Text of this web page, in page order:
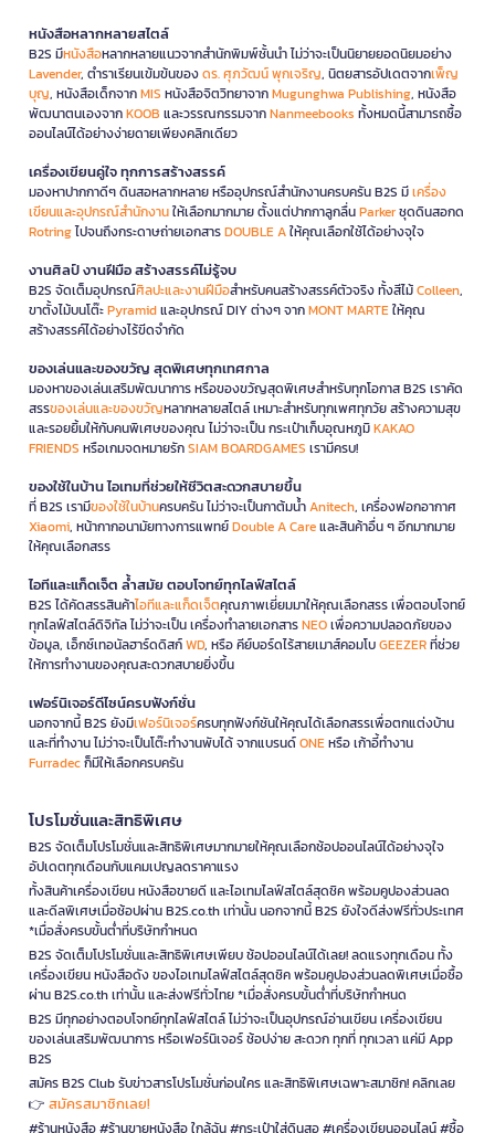
หนังสือหลากหลายสไตล์
B2S มีหนังสือหลากหลายแนวจากสำนักพิมพ์ชั้นนำ ไม่ว่าจะเป็นนิยายยอดนิยมอย่าง
Lavender, ตำราเรียนเข้มข้นของดร. ศุภวัฒน์ พุกเจริญ, นิตยสารอัปเดตจากเพ็ญ
บุญ, หนังสือเด็กจากMIS หนังสือจิตวิทยาจากMugunghwa Publishing, หนังสือ
พัฒนาตนเองจากKOOB และวรรณกรรมจากNanmeebooks ทั้งหมดนี้สามารถซื้อ
ออนไลน์ได้อย่างง่ายดายเพียงคลิกเดียว
เครื่องเขียนคู่ใจ ทุกการสร้างสรรค์
มองหาปากกาดีๆ ดินสอหลากหลาย หรืออุปกรณ์สำนักงานครบครัน B2S มีเครื่อง
เขียนและอุปกรณ์สำนักงานให้เลือกมากมาย ตั้งแต่ปากกาลูกลื่นParkerชุดดินสอกด
Rotringไปจนถึงกระดาษถ่ายเอกสารDOUBLE Aให้คุณเลือกใช้ได้อย่างจุใจ
งานศิลป์ งานฝีมือ สร้างสรรค์ไม่รู้จบ
B2S จัดเต็มอุปกรณ์ศิลปะและงานฝีมือสำหรับคนสร้างสรรค์ตัวจริง ทั้งสีไม้Colleen,
ขาตั้งไม้บนโต๊ะPyramidและอุปกรณ์ DIY ต่างๆ จากMONT MARTEให้คุณ
สร้างสรรค์ได้อย่างไร้ขีดจำกัด
ของเล่นและของขวัญ สุดพิเศษทุกเทศกาล
มองหาของเล่นเสริมพัฒนาการ หรือของขวัญสุดพิเศษสำหรับทุกโอกาส B2S เราคัด
สรรของเล่นและของขวัญหลากหลายสไตล์ เหมาะสำหรับทุกเพศทุกวัย สร้างความสุข
และรอยยิ้มให้กับคนพิเศษของคุณ ไม่ว่าจะเป็น กระเป๋าเก็บอุณหภูมิKAKAO
FRIENDS หรือเกมจดหมายรักSIAM BOARDGAMES เรามีครบ!
ของใช้ในบ้าน ไอเทมที่ช่วยให้ชีวิตสะดวกสบายขึ้น
ที่ B2S เรามีของใช้ในบ้านครบครัน ไม่ว่าจะเป็นกาต้มน้ำAnitech, เครื่องฟอกอากาศ
Xiaomi, หน้ากากอนามัยทางการแพทย์Double A Careและสินค้าอื่น ๆ อีกมากมาย
ให้คุณเลือกสรร
ไอทีและแก็ดเจ็ต ล้ำสมัย ตอบโจทย์ทุกไลฟ์สไตล์
B2S ได้คัดสรรสินค้าไอทีและแก็ดเจ็ตคุณภาพเยี่ยมมาให้คุณเลือกสรร เพื่อตอบโจทย์
ทุกไลฟ์สไตล์ดิจิทัล ไม่ว่าจะเป็น เครื่องทำลายเอกสารNEOเพื่อความปลอดภัยของ
ข้อมูล, เอ็กซ์เทอนัลฮาร์ดดิสก์WD, หรือ คีย์บอร์ดไร้สายเมาส์คอมโบGEEZERที่ช่วย
ให้การทำงานของคุณสะดวกสบายยิ่งขึ้น
เฟอร์นิเจอร์ดีไซน์ครบฟังก์ชั่น
นอกจากนี้ B2S ยังมีเฟอร์นิเจอร์ครบทุกฟังก์ชันให้คุณได้เลือกสรรเพื่อตกแต่งบ้าน
และที่ทำงาน ไม่ว่าจะเป็นโต๊ะทำงานพับได้ จากแบรนด์ONEหรือ เก้าอี้ทำงาน
Furradecก็มีให้เลือกครบครัน
โปรโมชั่นและสิทธิพิเศษ
B2S จัดเต็มโปรโมชั่นและสิทธิพิเศษมากมายให้คุณเลือกช้อปออนไลน์ได้อย่างจุใจ
อัปเดตทุกเดือนกับแคมเปญลดราคาแรง
ทั้งสินค้าเครื่องเขียน หนังสือขายดี และไอเทมไลฟ์สไตล์สุดชิค พร้อมคูปองส่วนลด
และดีลพิเศษเมื่อช้อปผ่าน B2S.co.th เท่านั้น นอกจากนี้ B2S ยังใจดีส่งฟรีทั่วประเทศ
*เมื่อสั่งครบขั้นต่ำที่บริษัทกำหนด
B2S จัดเต็มโปรโมชั่นและสิทธิพิเศษเพียบ ช้อปออนไลน์ได้เลย! ลดแรงทุกเดือน ทั้ง
เครื่องเขียน หนังสือดัง ของไอเทมไลฟ์สไตล์สุดชิค พร้อมคูปองส่วนลดพิเศษเมื่อซื้อ
ผ่าน B2S.co.th เท่านั้น และส่งฟรีทั่วไทย *เมื่อสั่งครบขั้นต่ำที่บริษัทกำหนด
B2S มีทุกอย่างตอบโจทย์ทุกไลฟ์สไตล์ ไม่ว่าจะเป็นอุปกรณ์อ่านเขียน เครื่องเขียน
ของเล่นเสริมพัฒนาการ หรือเฟอร์นิเจอร์ ช้อปง่าย สะดวก ทุกที่ ทุกเวลา แค่มี App
B2S
สมัคร B2S Club รับข่าวสารโปรโมชั่นก่อนใคร และสิทธิพิเศษเฉพาะสมาชิก! คลิกเลย
👉 สมัครสมาชิกเลย!
#ร้านหนังสือ #ร้านขายหนังสือ ใกล้ฉัน #กระเป๋าใส่ดินสอ #เครื่องเขียนออนไลน์ #ซื้อ